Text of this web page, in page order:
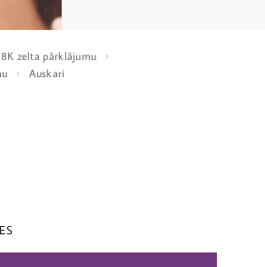
zelta pārklājumu
Auskari